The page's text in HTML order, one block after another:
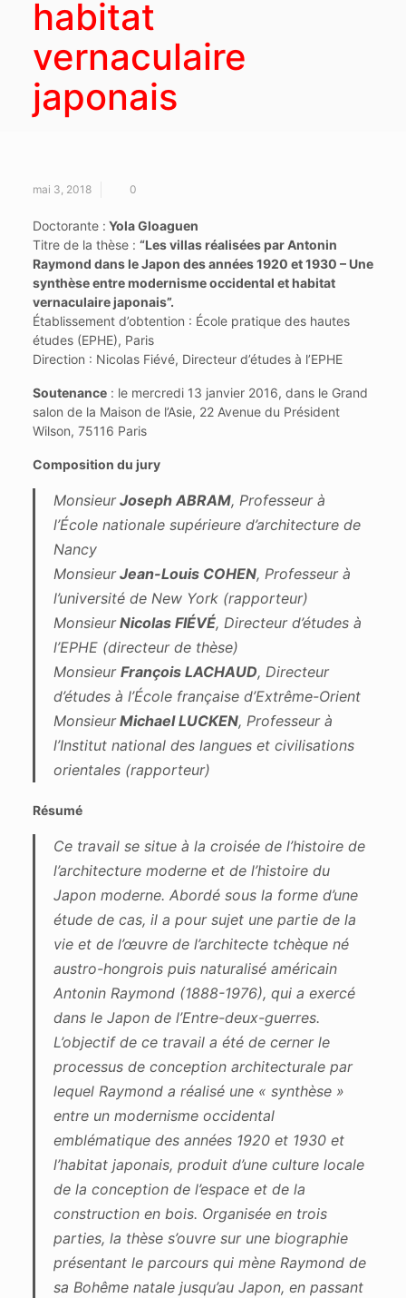
habitat
vernaculaire
japonais
mai 3, 2018 0
Doctorante : Yola Gloaguen
Titre de la thèse : “Les villas réalisées par Antonin
Raymond dans le Japon des années 1920 et 1930 – Une
synthèse entre modernisme occidental et habitat
vernaculaire japonais”.
Établissement d’obtention : École pratique des hautes
études (EPHE), Paris
Direction : Nicolas Fiévé, Directeur d’études à l’EPHE
Soutenance: le mercredi 13 janvier 2016, dans le Grand
salon de la Maison de l’Asie, 22 Avenue du Président
Wilson, 75116 Paris
Composition du jury
MonsieurJoseph ABRAM, Professeur à
l’École nationale supérieure d’architecture de
Nancy
MonsieurJean-Louis COHEN, Professeur à
l’université de New York (rapporteur)
MonsieurNicolas FIÉVÉ, Directeur d’études à
l’EPHE (directeur de thèse)
Monsieur François LACHAUD, Directeur
d’études à l’École française d’Extrême-Orient
MonsieurMichael LUCKEN, Professeur à
l’Institut national des langues et civilisations
orientales (rapporteur)
Résumé
Ce travail se situe à la croisée de l’histoire de
l’architecture moderne et de l’histoire du
Japon moderne. Abordé sous la forme d’une
étude de cas, il a pour sujet une partie de la
vie et de l’œuvre de l’architecte tchèque né
austro-hongrois puis naturalisé américain
Antonin Raymond (1888-1976), qui a exercé
dans le Japon de l’Entre-deux-guerres.
L’objectif de ce travail a été de cerner le
processus de conception architecturale par
lequel Raymond a réalisé une « synthèse »
entre un modernisme occidental
emblématique des années 1920 et 1930 et
l’habitat japonais, produit d’une culture locale
de la conception de l’espace et de la
construction en bois. Organisée en trois
parties, la thèse s’ouvre sur une biographie
présentant le parcours qui mène Raymond de
sa Bohême natale jusqu’au Japon, en passant